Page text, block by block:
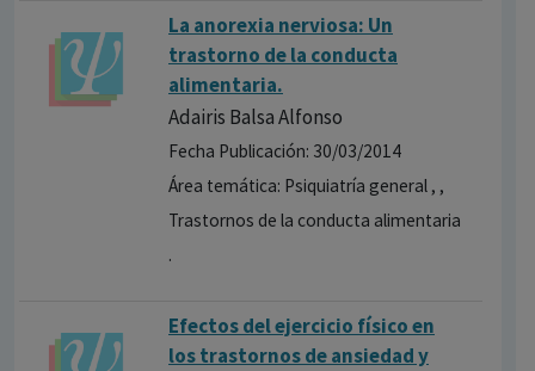
La anorexia nerviosa: Un
trastorno de la conducta
alimentaria.
Adairis Balsa Alfonso
Fecha Publicación: 30/03/2014
Área temática: Psiquiatría general , ,
Trastornos de la conducta alimentaria
.
Efectos del ejercicio físico en
los trastornos de ansiedad y